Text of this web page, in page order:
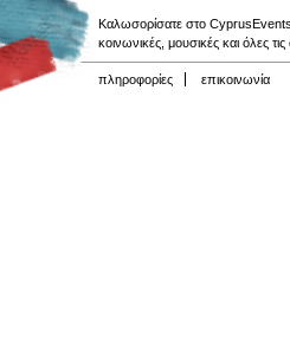
Καλωσορίσατε στο
κοινωνικές, μουσικές και όλες
πληροφορίες επικοινωνία